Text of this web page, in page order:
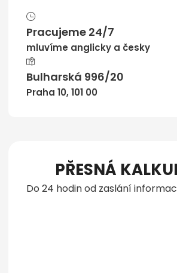
Pracujeme 24/7
mluvíme anglicky a česky
Bulharská 996/20
Praha 10, 101 00
PŘESNÁ
Do 24 hodin od zaslání